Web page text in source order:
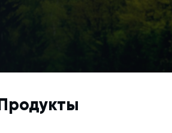
Продукты